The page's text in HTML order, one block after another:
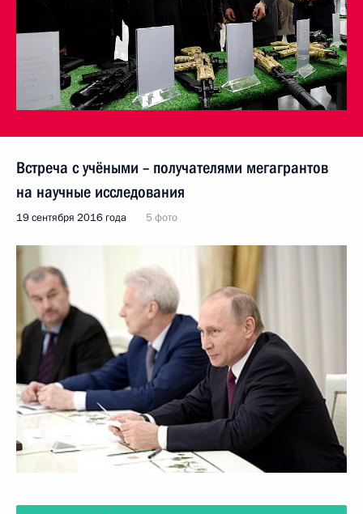
Встреча с учёными – получателями мегагрантов
на научные исследования
19 сентября 2016 года 5 фото